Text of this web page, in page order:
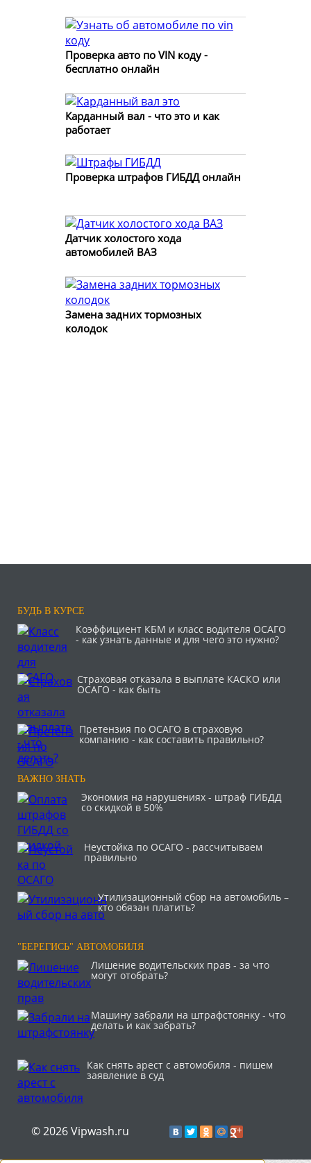
Проверка авто по VIN коду -
бесплатно онлайн
Карданный вал - что это и как
работает
Проверка штрафов ГИБДД онлайн
Датчик холостого хода
автомобилей ВАЗ
Замена задних тормозных
колодок
БУДЬ В КУРСЕ
Коэффициент КБМ и класс водителя ОСАГО
- как узнать данные и для чего это нужно?
Страховая отказала в выплате КАСКО или
ОСАГО - как быть
Претензия по ОСАГО в страховую
компанию - как составить правильно?
ВАЖНО ЗНАТЬ
Экономия на нарушениях - штраф ГИБДД
со скидкой в 50%
Неустойка по ОСАГО - рассчитываем
правильно
Утилизационный сбор на автомобиль –
кто обязан платить?
"БЕРЕГИСЬ" АВТОМОБИЛЯ
Лишение водительских прав - за что
могут отобрать?
Машину забрали на штрафстоянку - что
делать и как забрать?
Как снять арест с автомобиля - пишем
заявление в суд
© 2026 Vipwash.ru